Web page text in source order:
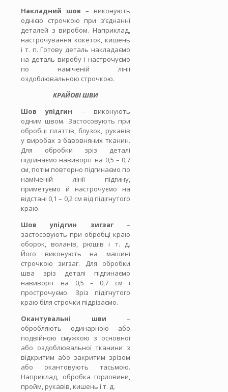
Накладний шов – виконують
однією строчкою при з’єднанні
деталей з виробом. Наприклад,
настрочування кокеток, кишень
і т. п. Готову деталь накладаємо
на деталь виробу і настрочуємо
по наміченій лінії
оздоблювальною строчкою.
КРАЙОВІ ШВИ
Шов упідгин – виконують
одним швом. Застосовують при
обробці платтів, блузок, рукавів
у виробах з бавовняних тканин.
Для обробки зріз деталі
підгинаємо навиворіт на 0,5 – 0,7
см, потім повторно підгинаємо по
наміченій лінії підгину,
приметуємо й настрочуємо на
відстані 0,1 – 0,2 см від підігнутого
краю.
Шов упідгин зигзаг–
застосовують при обробці краю
оборок, воланів, рюшів і т. д.
Його виконують на машині
строчкою зигзаг. Для обробки
шва зріз деталі підгинаємо
навиворіт на 0,5 – 0,7 см і
прострочуємо. Зріз підігнутого
краю біля строчки підрізаємо.
Окантувальні шви –
обробляють одинарною або
подвійною смужкою з основної
або оздоблювальної тканини з
відкритим або закритим зрізом
або окантовують тасьмою.
Наприклад, обробка горловини,
пройм, рукавів, кишень і т. д.